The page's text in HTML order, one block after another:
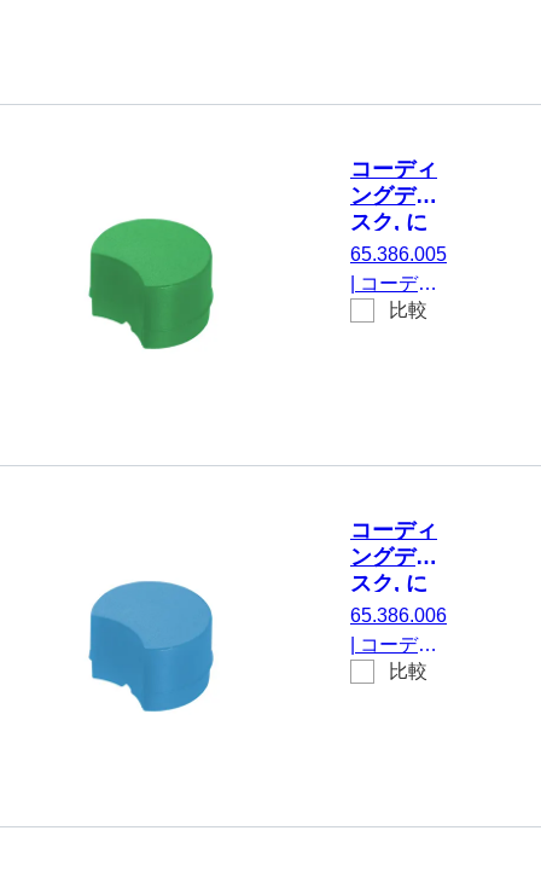
コーディ
ングディ
スク, に
とって
CryoPure
チューブ,
緑
65.386.005
コーディ
ングディス
比較
コーディ
ングディ
スク, に
とって
CryoPure
チューブ,
青
65.386.006
コーディ
ングディス
比較